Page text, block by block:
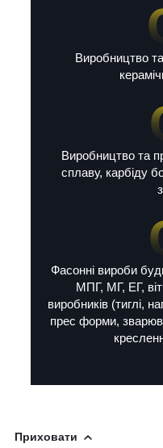
Виробництво
Виробництво та
сплаву, карбіду
Фасонні вироби
МПГ, МГ, ЕГ,
виробників (тиглі,
прес форми,
Приховати